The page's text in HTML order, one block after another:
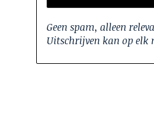
Geen spam, alleen
Uitschrijven kan op elk